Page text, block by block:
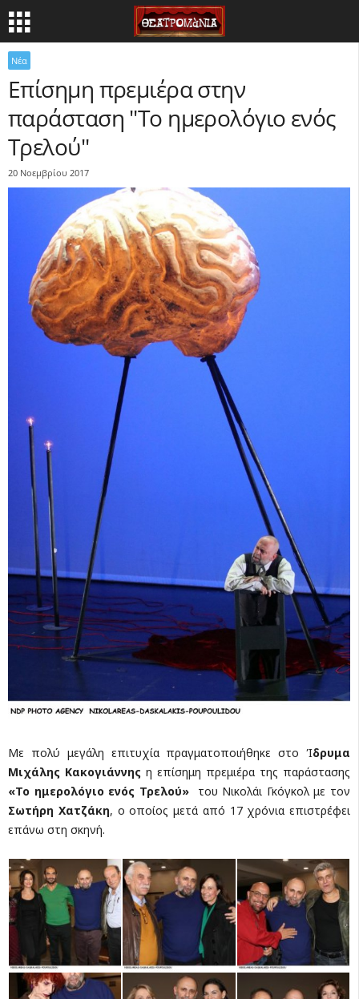
Νέα
Επίσημη πρεμιέρα στην
παράσταση "Το ημερολόγιο ενός
Τρελού"
20 Νοεμβρίου 2017
Με πολύ μεγάλη επιτυχία πραγματοποιήθηκε στο Ίδρυμα
Μιχάλης Κακογιάννης η επίσημη πρεμιέρα της παράστασης
«Το ημερολόγιο ενός Τρελού»του Νικολάι Γκόγκολ με τον
Σωτήρη Χατζάκη, ο οποίος μετά από 17 χρόνια επιστρέφει
επάνω στη σκηνή.